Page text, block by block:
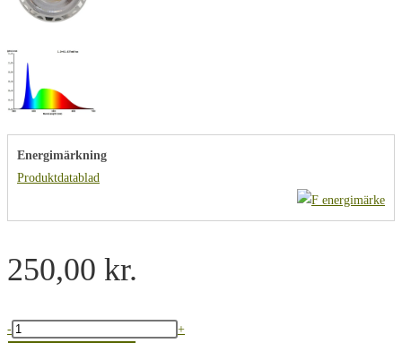
Energimärkning
Produktdatablad
250,00 kr.
PAR30
- +